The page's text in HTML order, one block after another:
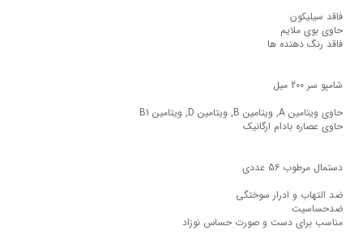
فاقد سیلیکون
حاوی بوی ملایم
فاقد رنگ دهنده ها
شامپو سر 200 میل
حاوی ویتامین A, ویتامین B, ویتامین D, ویتامین B1
حاوی عصاره بادام ارگانیک
دستمال مرطوب 56 عددی
ضد التهاب و ادرار سوختگی
ضدحساسیت
مناسب برای دست و صورت حساس نوزاد